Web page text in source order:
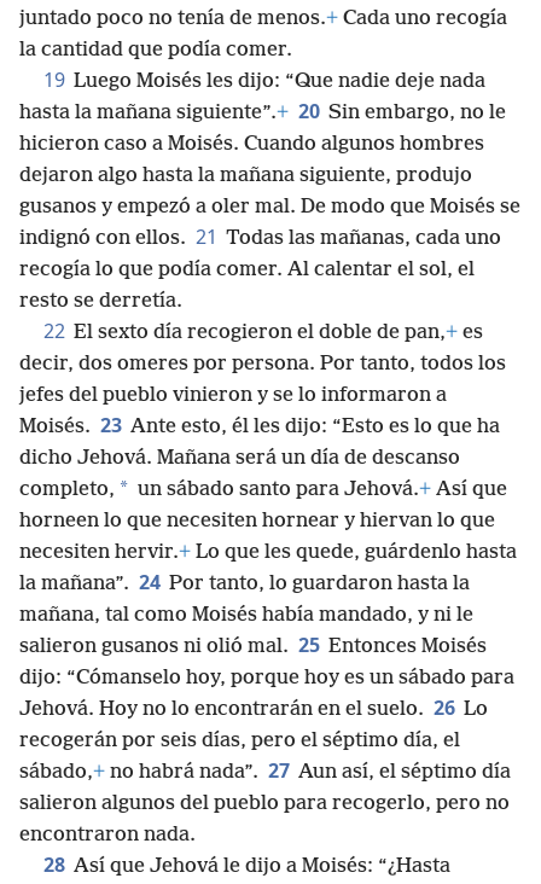
juntado poco no tenía de menos.+ Cada uno recogía
la cantidad que podía comer.
19 Luego Moisés les dijo: “Que nadie deje nada
hasta la mañana siguiente”.+ 20 Sin embargo, no le
hicieron caso a Moisés. Cuando algunos hombres
dejaron algo hasta la mañana siguiente, produjo
gusanos y empezó a oler mal. De modo que Moisés se
indignó con ellos. 21 Todas las mañanas, cada uno
recogía lo que podía comer. Al calentar el sol, el
resto se derretía.
22 El sexto día recogieron el doble de pan,+ es
decir, dos omeres por persona. Por tanto, todos los
jefes del pueblo vinieron y se lo informaron a
Moisés. 23 Ante esto, él les dijo: “Esto es lo que ha
dicho Jehová. Mañana será un día de descanso
completo, * un sábado santo para Jehová.+ Así que
horneen lo que necesiten hornear y hiervan lo que
necesiten hervir.+ Lo que les quede, guárdenlo hasta
la mañana”. 24 Por tanto, lo guardaron hasta la
mañana, tal como Moisés había mandado, y ni le
salieron gusanos ni olió mal. 25 Entonces Moisés
dijo: “Cómanselo hoy, porque hoy es un sábado para
Jehová. Hoy no lo encontrarán en el suelo. 26 Lo
recogerán por seis días, pero el séptimo día, el
sábado,+ no habrá nada”. 27 Aun así, el séptimo día
salieron algunos del pueblo para recogerlo, pero no
encontraron nada.
28 Así que Jehová le dijo a Moisés: “¿Hasta